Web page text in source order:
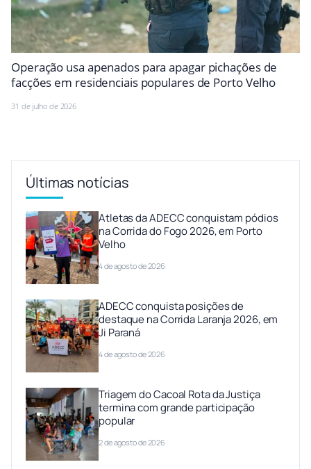
Operação usa apenados para apagar pichações de
facções em residenciais populares de Porto Velho
31 de julho de 2026
Últimas notícias
Atletas da ADECC conquistam pódios
na Corrida do Fogo 2026, em Porto
Velho
4 de agosto de 2026
ADECC conquista posições de
destaque na Corrida Laranja 2026, em
Ji Paraná
4 de agosto de 2026
Triagem do Cacoal Rota da Justiça
termina com grande participação
popular
2 de agosto de 2026